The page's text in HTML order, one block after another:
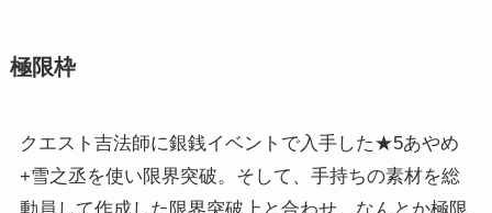
極限枠
クエスト吉法師に銀銭イベントで入手した★5あやめ
+雪之丞を使い限界突破。そして、手持ちの素材を総